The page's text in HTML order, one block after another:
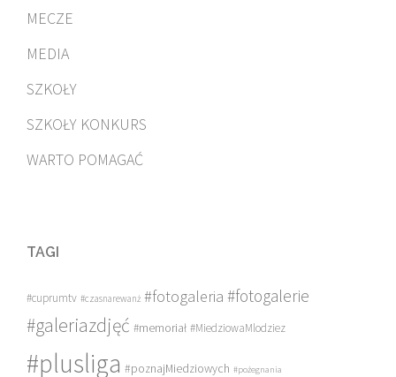
MECZE
MEDIA
SZKOŁY
SZKOŁY KONKURS
WARTO POMAGAĆ
TAGI
#cuprumtv #czasnarewanż #fotogaleria #fotogalerie
#galeriazdjęć #memoriał #MiedziowaMlodziez
#plusliga #poznajMiedziowych #pożegnania